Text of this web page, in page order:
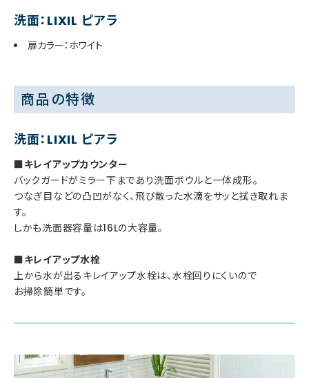
洗面：LIXIL ピアラ
扉カラー：ホワイト
商品の特徴
洗面：LIXIL ピアラ
■キレイアップカウンター
バックガードがミラー下まであり洗面ボウルと一体成形。
つなぎ目などの凸凹がなく、飛び散った水滴をサッと拭き取れま
す。
しかも洗面器容量は16Lの大容量。
■キレイアップ水栓
上から水が出るキレイアップ水栓は、水栓回りにくいので
お掃除簡単です。